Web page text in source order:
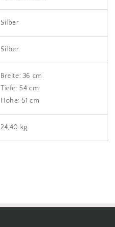
Silber
Silber
Breite: 36 cm
Tiefe: 54 cm
Höhe: 51 cm
24,40 kg